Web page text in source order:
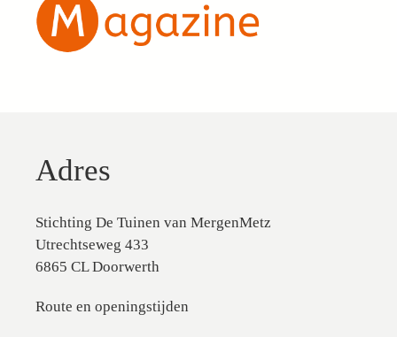
Adres
Stichting De Tuinen van MergenMetz
Utrechtseweg 433
6865 CL Doorwerth
Route en openingstijden